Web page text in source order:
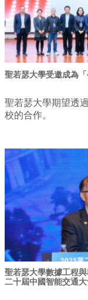
聖若瑟大學受邀成為
聖若瑟大學期望透
校的合作。
聖若瑟大學數據工程
二十屆中國智能交通